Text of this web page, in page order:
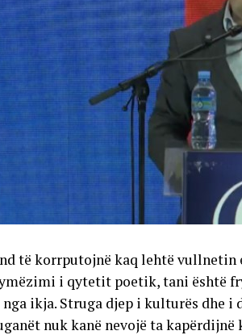
të korrputojnë kaq lehtë
i qytetit poetik, tani është
nga ikja. Struga djep i kulturës dhe
nuk kanë nevojë ta